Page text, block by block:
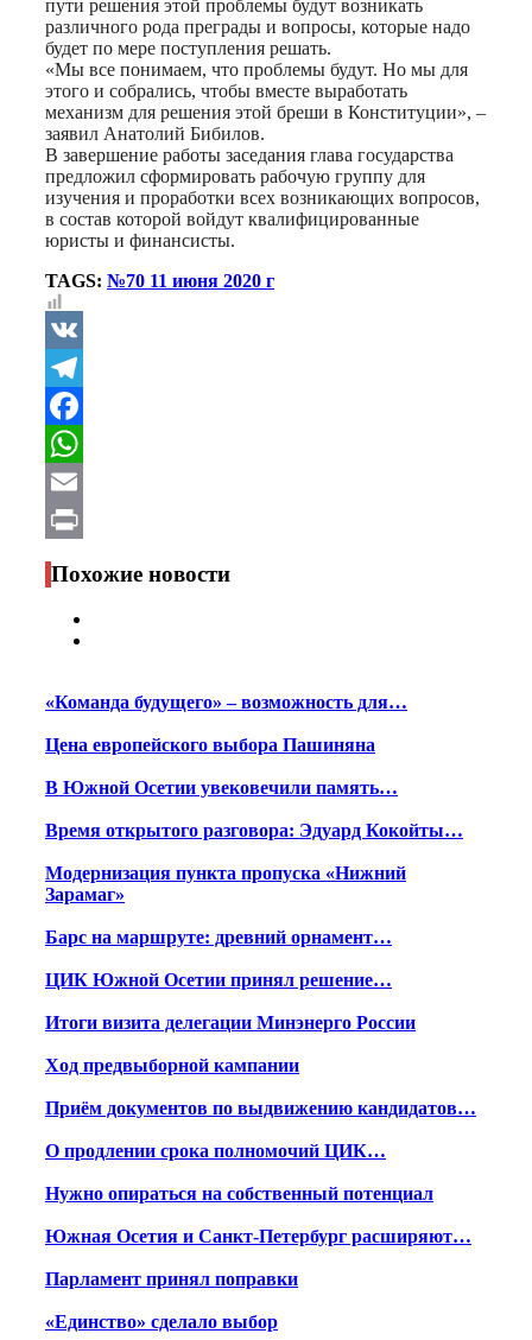
пути решения этой проблемы будут возникать
различного рода преграды и вопросы, которые надо
будет по мере поступления решать.
«Мы все понимаем, что проблемы будут. Но мы для
этого и собрались, чтобы вместе выработать
механизм для решения этой бреши в Конституции», –
заявил Анатолий Бибилов.
В завершение работы заседания глава государства
предложил сформировать рабочую группу для
изучения и проработки всех возникающих вопросов,
в состав которой войдут квалифицированные
юристы и финансисты.
TAGS: №70 11 июня 2020 г
VK
Telegram
Facebook
WhatsApp
Email
Print
Похожие новости
«Команда будущего» – возможность для…
Цена европейского выбора Пашиняна
В Южной Осетии увековечили память…
Время открытого разговора: Эдуард Кокойты…
Модернизация пункта пропуска «Нижний
Зарамаг»
Барс на маршруте: древний орнамент…
ЦИК Южной Осетии принял решение…
Итоги визита делегации Минэнерго России
Ход предвыборной кампании
Приём документов по выдвижению кандидатов…
О продлении срока полномочий ЦИК…
Нужно опираться на собственный потенциал
Южная Осетия и Санкт-Петербург расширяют…
Парламент принял поправки
«Единство» сделало выбор